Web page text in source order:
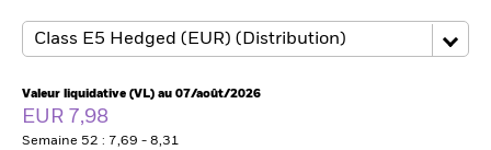
Insights
ETFs & Fonds indiciels
Documents
Valeur liquidative (VL) au 07/août/2026
EUR 7,98
Semaine 52 : 7,69 - 8,31